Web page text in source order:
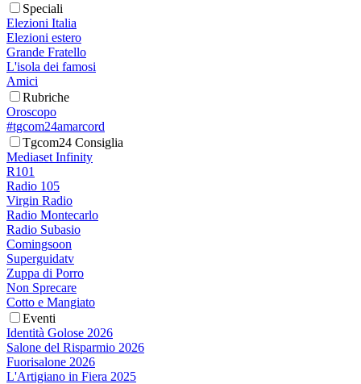
Speciali
Elezioni Italia
Elezioni estero
Grande Fratello
L'isola dei famosi
Amici
Rubriche
Oroscopo
#tgcom24amarcord
Tgcom24 Consiglia
Mediaset Infinity
R101
Radio 105
Virgin Radio
Radio Montecarlo
Radio Subasio
Comingsoon
Superguidatv
Zuppa di Porro
Non Sprecare
Cotto e Mangiato
Eventi
Identità Golose 2026
Salone del Risparmio 2026
Fuorisalone 2026
L'Artigiano in Fiera 2025